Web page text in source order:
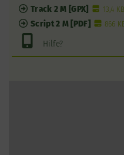
Track 2 M [GPX] 13,4 KB
Script 2 M [PDF] 866
Hilfe?